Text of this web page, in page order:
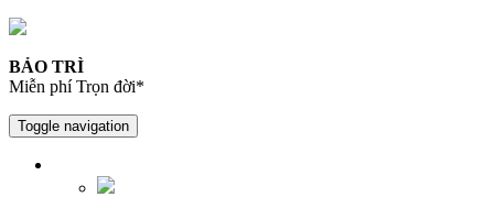
BẢO TRÌ
Miễn phí Trọn đời*
Toggle navigation